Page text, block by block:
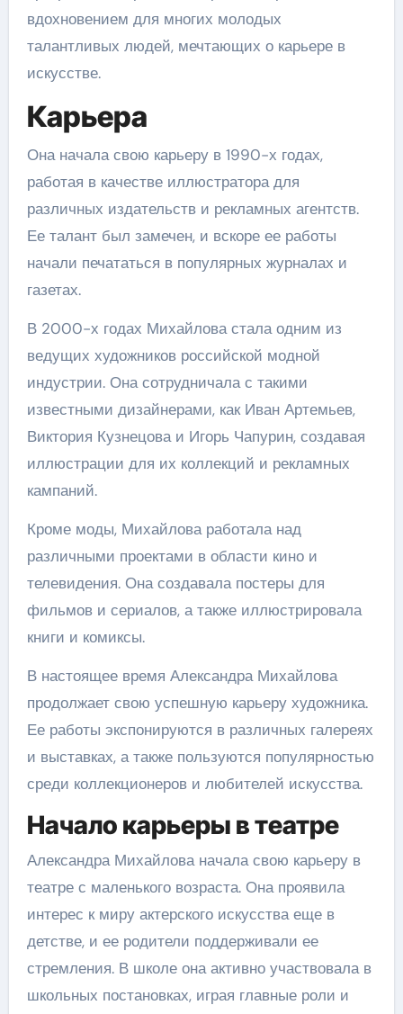
вдохновением для многих молодых
талантливых людей, мечтающих о карьере в
искусстве.
Карьера
Она начала свою карьеру в 1990-х годах,
работая в качестве иллюстратора для
различных издательств и рекламных агентств.
Ее талант был замечен, и вскоре ее работы
начали печататься в популярных журналах и
газетах.
В 2000-х годах Михайлова стала одним из
ведущих художников российской модной
индустрии. Она сотрудничала с такими
известными дизайнерами, как Иван Артемьев,
Виктория Кузнецова и Игорь Чапурин, создавая
иллюстрации для их коллекций и рекламных
кампаний.
Кроме моды, Михайлова работала над
различными проектами в области кино и
телевидения. Она создавала постеры для
фильмов и сериалов, а также иллюстрировала
книги и комиксы.
В настоящее время Александра Михайлова
продолжает свою успешную карьеру художника.
Ее работы экспонируются в различных галереях
и выставках, а также пользуются популярностью
среди коллекционеров и любителей искусства.
Начало карьеры в театре
Александра Михайлова начала свою карьеру в
театре с маленького возраста. Она проявила
интерес к миру актерского искусства еще в
детстве, и ее родители поддерживали ее
стремления. В школе она активно участвовала в
школьных постановках, играя главные роли и